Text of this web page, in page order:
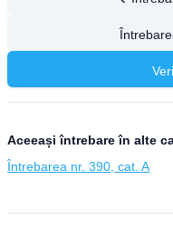
Aceeași întrebare în alte
Întrebarea nr. 390, cat. A